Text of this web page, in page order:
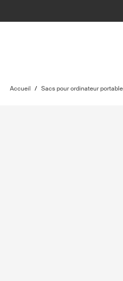
Accueil / Sacs pour ordinateur portable